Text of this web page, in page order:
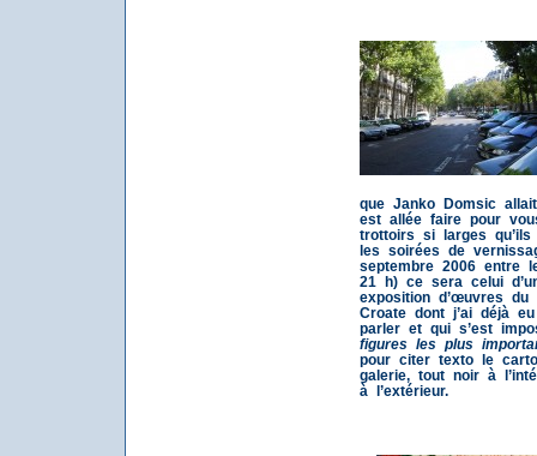
que Janko Domsic
est allée faire pour
trottoirs si larges
les soirées de
septembre 2006 entre
21 h) ce sera celui
exposition d’œuvres du
Croate dont j’ai déjà
parler et qui s’est
figures les plus
pour citer texto le
galerie, tout noir à
à l’extérieur.